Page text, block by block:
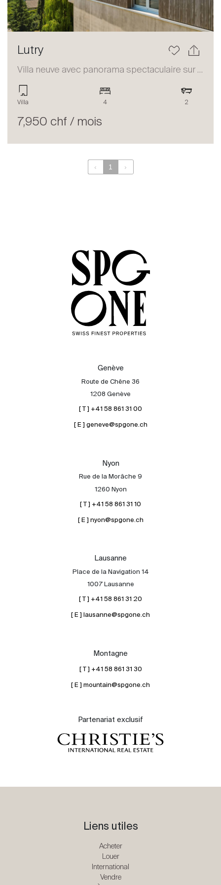
Acheter
Louer
International
Contacter
Le blog
Lutry
Villa neuve avec panorama spectaculaire sur le Lac à Lutry
Villa 4 2
7,950 chf / mois
‹ 1 ›
Genève
Route de Chêne 36
1208 Genève
[ T ] +41 58 861 31 00
[ E ] geneve@spgone.ch
Nyon
Rue de la Morâche 9
1260 Nyon
[ T ] +41 58 861 31 10
[ E ] nyon@spgone.ch
Lausanne
Place de la Navigation 14
1007 Lausanne
[ T ] +41 58 861 31 20
[ E ] lausanne@spgone.ch
Montagne
[ T ] +41 58 861 31 30
[ E ] mountain@spgone.ch
Partenariat exclusif
Liens utiles
Acheter
Louer
International
Vendre